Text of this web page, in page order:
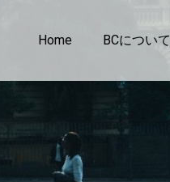
Home BCについて